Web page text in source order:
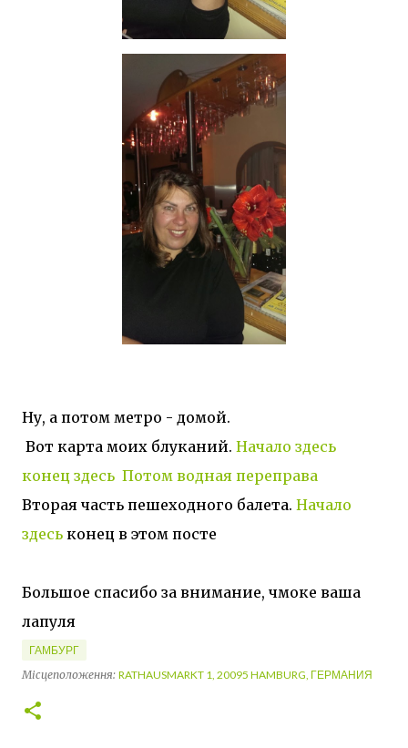
Ну, а потом метро - домой.
Вот карта моих блуканий. Начало здесь
конец здесь Потом водная переправа
Вторая часть пешеходного балета. Начало
здесь конец в этом посте
Большое спасибо за внимание, чмоке ваша
лапуля
ГАМБУРГ
Місцеположення: RATHAUSMARKT 1, 20095 HAMBURG, ГЕРМАНИЯ